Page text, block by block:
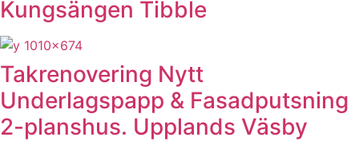
Kungsängen Tibble
Takrenovering Nytt
Underlagspapp & Fasadputsning
2-planshus. Upplands Väsby